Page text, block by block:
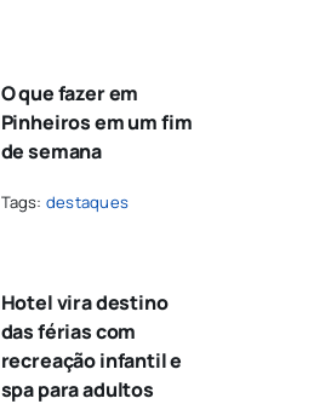
O que fazer em
Pinheiros em um fim
de semana
Tags: destaques
Hotel vira destino
das férias com
recreação infantil e
spa para adultos